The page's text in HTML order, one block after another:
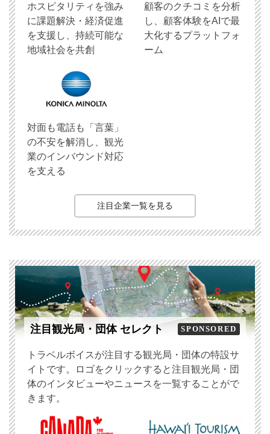
ホスピタリティを強み
に課題解決・経済促進
を支援し、持続可能な
地域社会を共創
顧客のクチコミを分析
し、顧客体験をAIで最
大化するプラットフォ
ーム
対面も電話も「言葉」
の不安を解消し、観光
業のインバウンド対応
を支える
注目企業一覧を見る
注目観光局・団体 セレクト SPONSORED
トラベルボイスが注目する観光局・団体の特設サ
イトです。ロゴをクリックすると注目観光局・団
体のインタビューやニュースを一覧することがで
きます。